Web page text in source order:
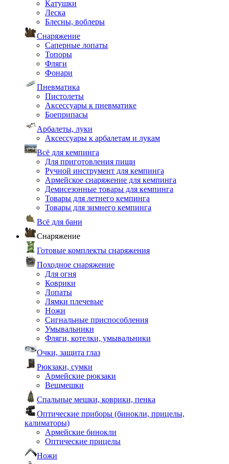
Катушки
Леска
Блесны, воблеры
Снаряжение
Саперные лопаты
Топоры
Фляги
Фонари
Пневматика
Пистолеты
Аксессуары к пневматике
Боеприпасы
Арбалеты, луки
Аксессуары к арбалетам и лукам
Всё для кемпинга
Для приготовления пищи
Ручной инструмент для кемпинга
Армейское снаряжение для кемпинга
Демисезонные товары для кемпинга
Товары для летнего кемпинга
Товары для зимнего кемпинга
Всё для бани
Снаряжение
Готовые комплекты снаряжения
Походное снаряжение
Для огня
Коврики
Лопаты
Лямки плечевые
Ножи
Сигнальные приспособления
Умывальники
Фляги, котелки, умывальники
Очки, защита глаз
Рюкзаки, сумки
Армейские рюкзаки
Вещмешки
Спальные мешки, коврики, пенка
Оптические приборы (бинокли, прицелы,
калиматоры)
Армейские бинокли
Оптические прицелы
Ножи